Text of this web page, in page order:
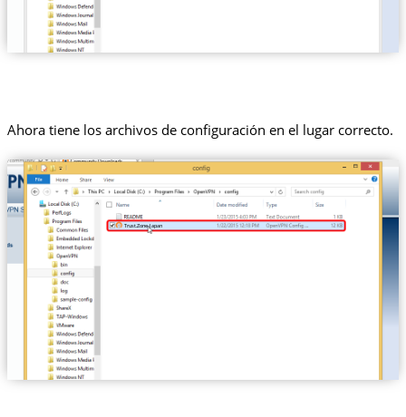
Ahora tiene los archivos de configuración en el lugar correcto.
Trust.Zone-Japan